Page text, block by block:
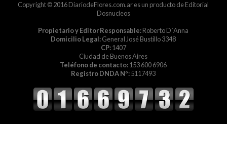
Copyright © 2016 DiariodeFlores.com.ar es un producto de Editorial
Dosnucleos
Propietario y Editor Responsable:Roberto D´Anna
Domicilio Legal:General José Bustillo 3348
CP:1407
Ciudad de Buenos Aires
Teléfono de contacto:153 600 6906
Registro DNDA Nº:5117493